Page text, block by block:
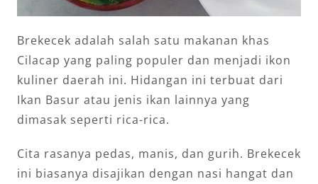
Brekecek adalah salah satu makanan khas
Cilacap yang paling populer dan menjadi ikon
kuliner daerah ini. Hidangan ini terbuat dari
Ikan Basur atau jenis ikan lainnya yang
dimasak seperti rica-rica.
Cita rasanya pedas, manis, dan gurih. Brekecek
ini biasanya disajikan dengan nasi hangat dan